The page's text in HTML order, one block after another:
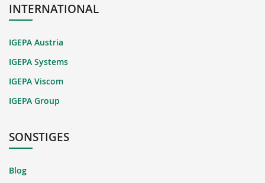
INTERNATIONAL
IGEPA Austria
IGEPA Systems
IGEPA Viscom
IGEPA Group
SONSTIGES
Blog